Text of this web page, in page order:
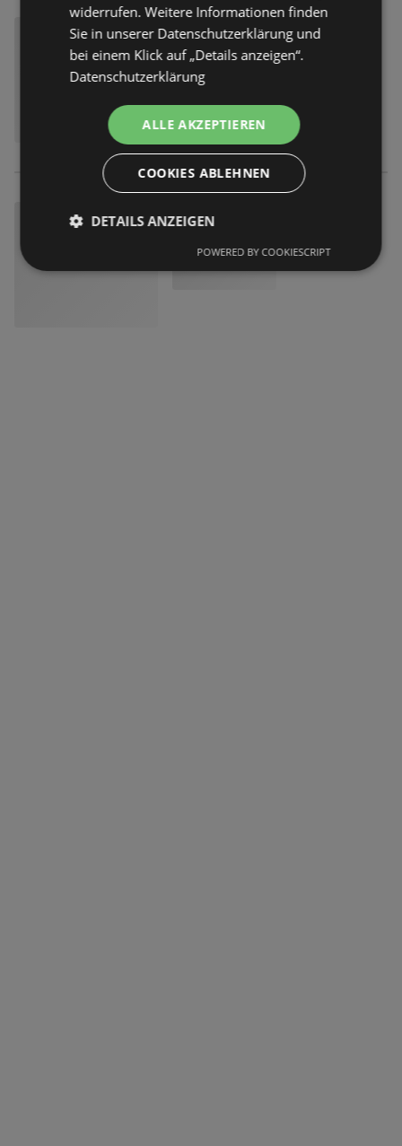
widerrufen. Weitere Informationen finden
Sie in unserer Datenschutzerklärung und
bei einem Klick auf „Details anzeigen“.
Datenschutzerklärung
ALLE AKZEPTIEREN
COOKIES ABLEHNEN
DETAILS ANZEIGEN
POWERED BY COOKIESCRIPT